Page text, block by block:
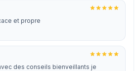
et propre
des conseils bienveillants je